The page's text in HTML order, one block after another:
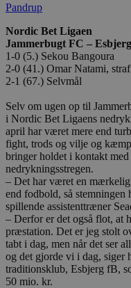
Pandrup
Nordic Bet Ligaen
Jammerbugt FC –
1-0 (5.) Sekou Bangoura
2-0 (41.) Omar Natami,
2-1 (67.) Selvmål
Selv om ugen op til
i Nordic Bet Ligaens
april har været mere end
fight, trods og vilje og
bringer holdet i kontakt
nedrykningsstregen.
– Det har været en mærkelig
end fodbold, så
spillende assistenttræner
– Derfor er det også flot, at
præstation. Det er jeg stolt
tabt i dag, men når det ser
og det gjorde vi i dag, siger
traditionsklub, Esbjerg fB,
50 mio. kr.